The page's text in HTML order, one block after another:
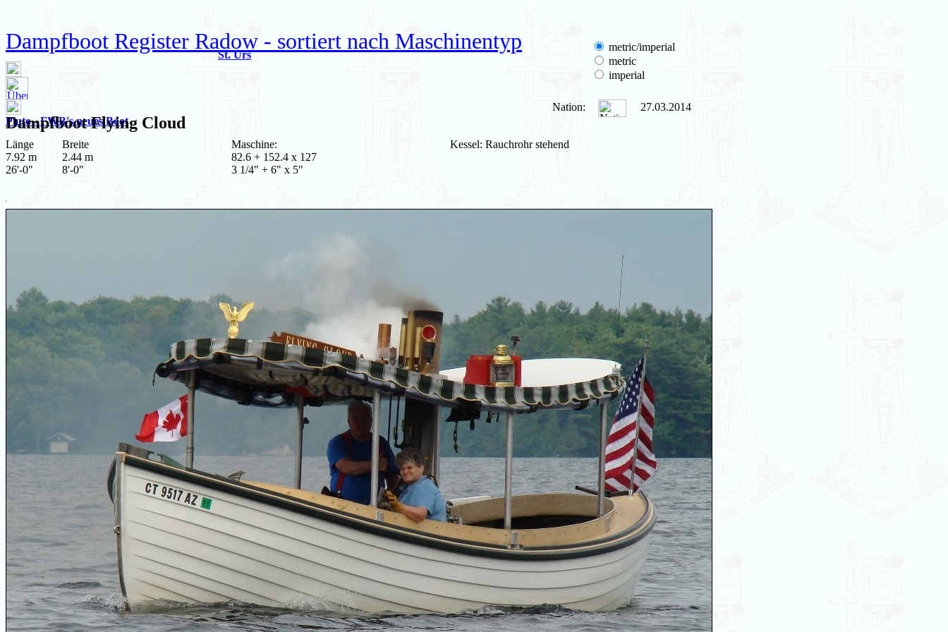
Dampfboot Register Radow - sortiert nach Maschinentyp
St. Urs
Pluto - FWB's neues Boot
metric/imperial
metric
imperial
DampfbootFlying Cloud
Nation: 27.03.2014
Länge
7.92 m
26'-0"
Breite
2.44 m
8'-0"
Maschine:
82.6 + 152.4 x 127
3 1/4" + 6" x 5"
Kessel: Rauchrohr stehend